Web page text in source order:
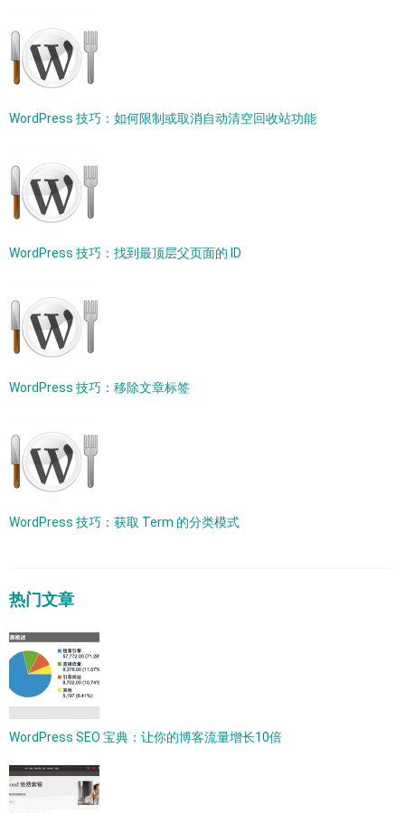
WordPress 技巧：如何限制或取消自动清空回收站功能
WordPress 技巧：找到最顶层父页面的 ID
WordPress 技巧：移除文章标签
WordPress 技巧：获取 Term 的分类模式
热门文章
WordPress SEO 宝典：让你的博客流量增长10倍